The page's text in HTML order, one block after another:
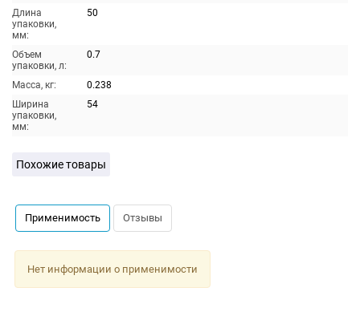
Длина
упаковки,
мм:
50
Объем
упаковки, л:
0.7
Масса, кг:
0.238
Ширина
упаковки,
мм:
54
Похожие товары
Применимость Отзывы
Нет информации о применимости